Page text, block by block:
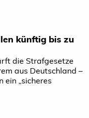
künftig bis zu
die Strafgesetze
aus Deutschland –
ein „sicheres